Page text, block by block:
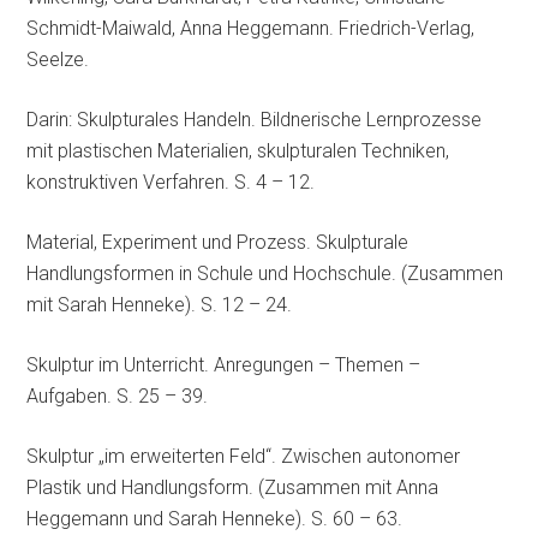
Schmidt-Maiwald, Anna Heggemann. Friedrich-Verlag,
Seelze.
Darin: Skulpturales Handeln. Bildnerische Lernprozesse
mit plastischen Materialien, skulpturalen Techniken,
konstruktiven Verfahren. S. 4 – 12.
Material, Experiment und Prozess. Skulpturale
Handlungsformen in Schule und Hochschule. (Zusammen
mit Sarah Henneke). S. 12 – 24.
Skulptur im Unterricht. Anregungen – Themen –
Aufgaben. S. 25 – 39.
Skulptur „im erweiterten Feld“. Zwischen autonomer
Plastik und Handlungsform. (Zusammen mit Anna
Heggemann und Sarah Henneke). S. 60 – 63.